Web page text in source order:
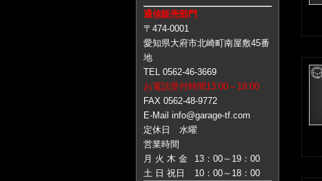
通信販売部門
〒474-0001
愛知県大府市北崎町南屋敷45番
地
TEL 0562-46-3669
お電話受付時間13:00～19:00
FAX 0562-48-9772
E-Mail info@garage-tf.com
定休日 水曜
営業時間
月 火 木 金
13：00～19：00
土 日 祝日
10：00～18：00